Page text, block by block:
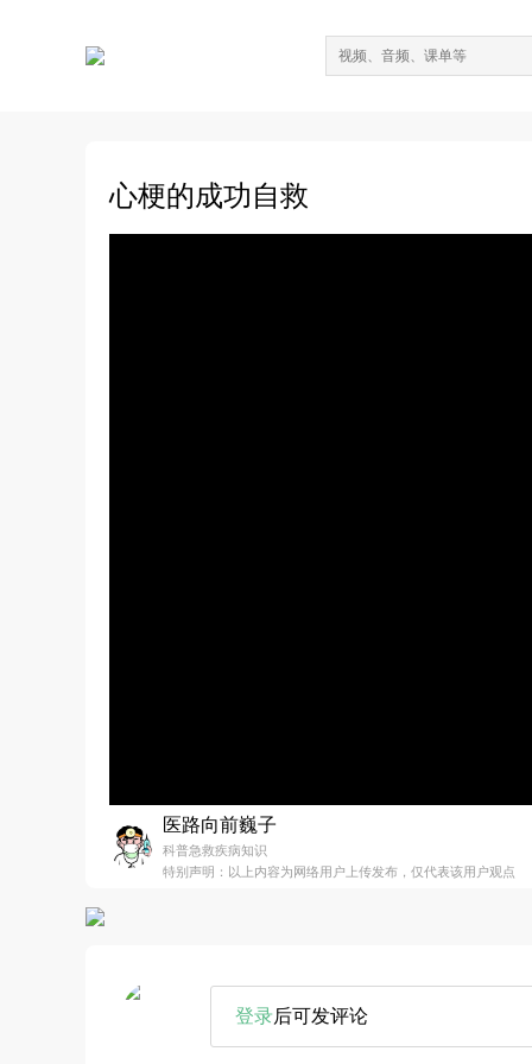
心梗的成功自救
医路向前巍子
科普急救疾病知识
特别声明：以上内容为网络用户上传发布，仅代表该用户观点
登录后可发评论